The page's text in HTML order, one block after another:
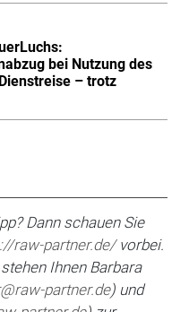
bei Nutzung des
– trotz
Dann schauen Sie
raw-partner.de/vorbei.
Ihnen Barbara
partner.de) und